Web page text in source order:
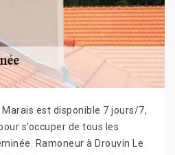
Marais est disponible 7 jours/7,
s’occuper de tous les
Ramoneur à Drouvin Le